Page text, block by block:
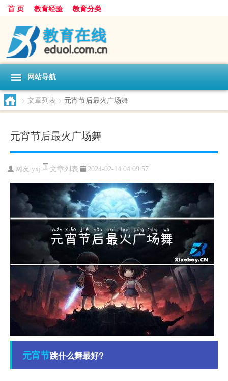
首 页 教育经验 教育分类
网站导航
> 文章列表 > 元宵节后最火广场舞
元宵节后最火广场舞
网友:yxj 文章列表 2024-02-14 04:09:57
元宵节跳什么舞最好?